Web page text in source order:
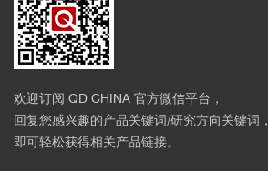
欢迎订阅 QD CHINA 官方微信平台，
回复您感兴趣的产品关键词/研究方向关键词，
即可轻松获得相关产品链接。